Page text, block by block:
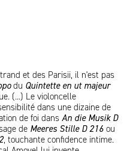
et des Parisii, il n'est pas
du Quintette en ut majeur
(...) Le violoncelle
dans une dizaine de
de foi dans An die Musik D
de Meeres Stille D 216 ou
, touchante confidence intime.